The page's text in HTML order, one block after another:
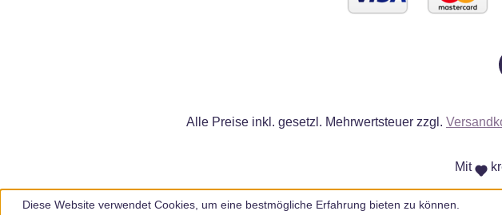
Alle Preise inkl. gesetzl. Mehrwertsteuer zzgl.
Mit
Diese Website verwendet Cookies, um eine bestmögliche Erfahrung bieten zu können.